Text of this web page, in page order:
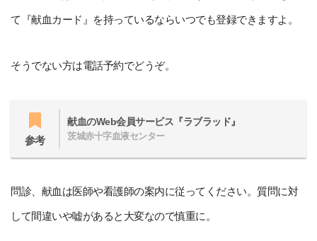
て『献血カード』を持っているならいつでも登録できますよ。
そうでない方は電話予約でどうぞ。
参考
献血のWeb会員サービス『ラブラッド』
茨城赤十字血液センター
問診、献血は医師や看護師の案内に従ってください。質問に対
して間違いや嘘があると大変なので慎重に。